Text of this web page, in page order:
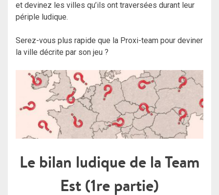
et devinez les villes qu’ils ont traversées durant leur
périple ludique.
Serez-vous plus rapide que la Proxi-team pour deviner
la ville décrite par son jeu ?
Le bilan ludique de la Team
Est (1re partie)